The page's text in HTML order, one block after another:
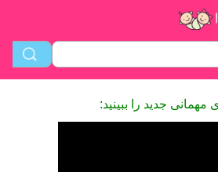
مهمانی جدید را ببینید: